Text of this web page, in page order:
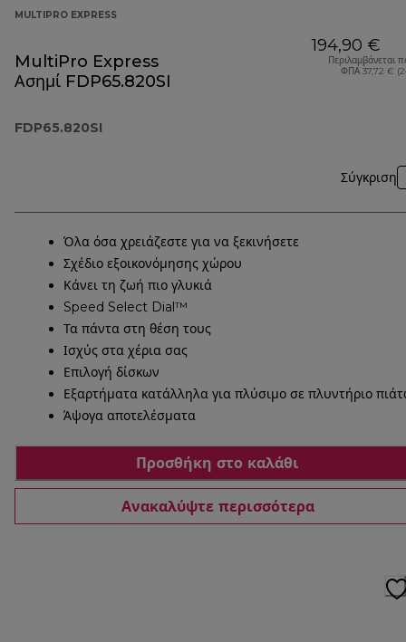
MULTIPRO EXPRESS
MultiPro Express
Ασημί FDP65.820SI
FDP65.820SI
194,90 €
Περιλαμβάνεται
ΦΠΑ 37,72 €
Σύγκριση
Όλα όσα χρειάζεστε για να ξεκινήσετε
Σχέδιο εξοικονόμησης χώρου
Κάνει τη ζωή πιο γλυκιά
Speed Select Dial™
Τα πάντα στη θέση τους
Ισχύς στα χέρια σας
Επιλογή δίσκων
Εξαρτήματα κατάλληλα για πλύσιμο σε πλυντήριο
Άψογα αποτελέσματα
Προσθήκη στο καλάθι
Ανακαλύψτε περισσότερα